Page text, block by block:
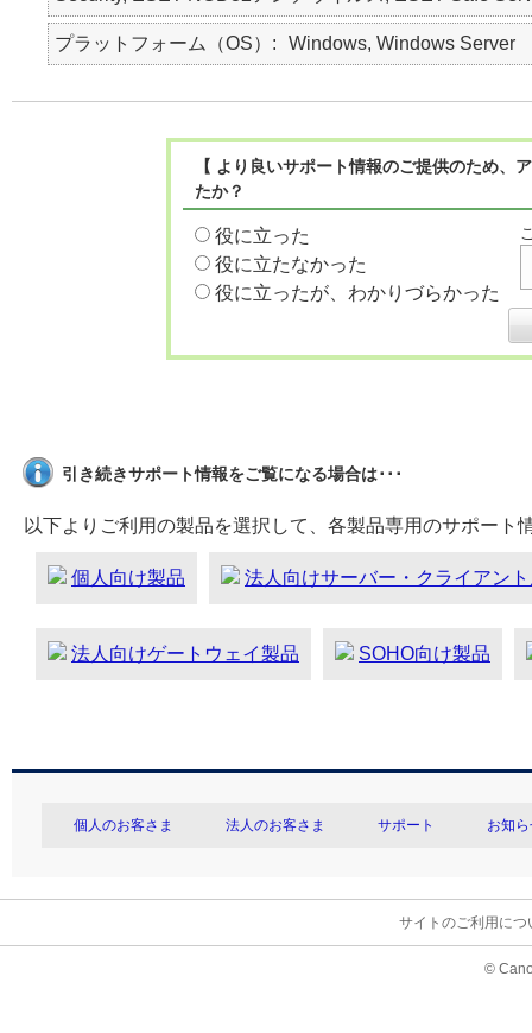
プラットフォーム（OS） Windows, Windows Server
【 より良いサポート情報のご提供のため
たか？
役に立った
役に立たなかった
役に立ったが、わかりづらかった
引き続きサポート情報をご覧になる場合は･･･
以下よりご利用の製品を選択して、各製品専用のサポート
個人向け製品 法人向けサーバー・クライアン
法人向けゲートウェイ製品 SOHO向け製品
個人のお客さま 法人のお客さま サポート お知
サイトのご利用につ
©